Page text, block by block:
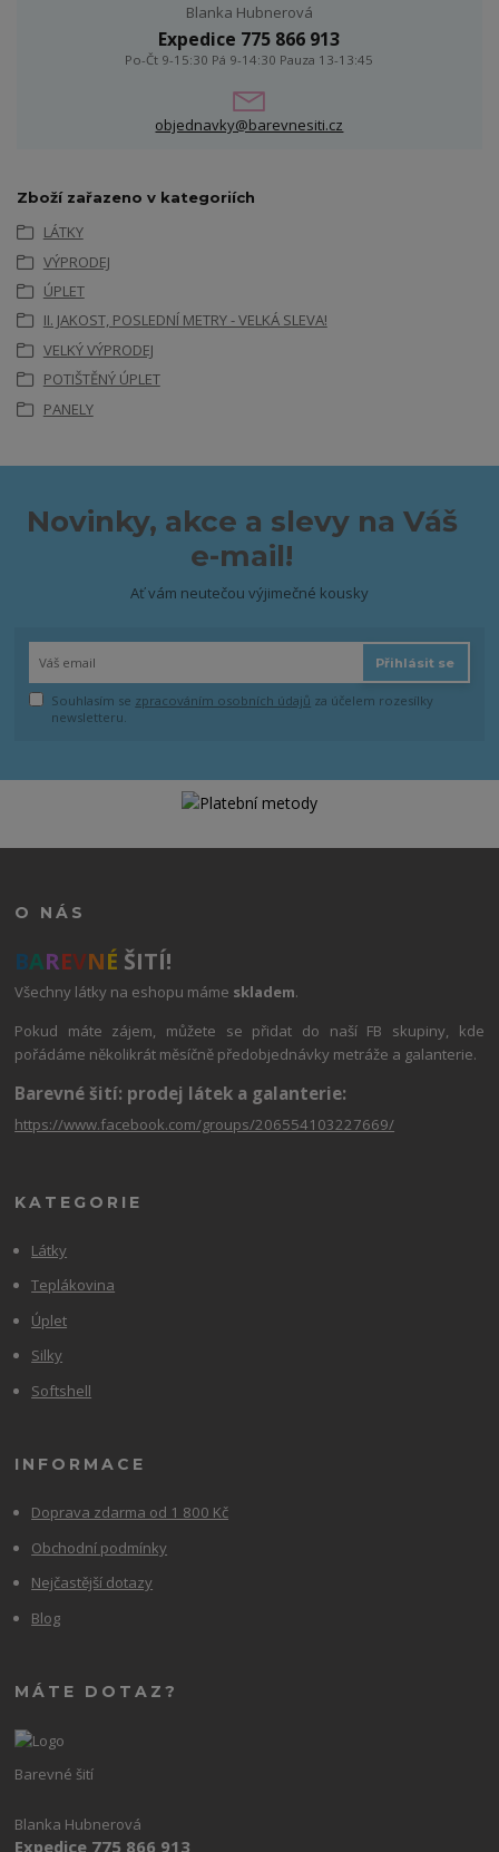
Blanka Hubnerová
Expedice 775 866 913
Po-Čt 9-15:30 Pá 9-14:30 Pauza 13-13:45
objednavky@barevnesiti.cz
Zboží zařazeno v kategoriích
LÁTKY
VÝPRODEJ
ÚPLET
II. JAKOST, POSLEDNÍ METRY - VELKÁ SLEVA!
VELKÝ VÝPRODEJ
POTIŠTĚNÝ ÚPLET
PANELY
Novinky, akce a slevy na Váš
e-mail!
Ať vám neutečou výjimečné kousky
Přihlásit se
Souhlasím se zpracováním osobních údajů za účelem rozesílky
newsletteru.
O NÁS
BAREVNÉ ŠITÍ!
Všechny látky na eshopu máme skladem.
Pokud máte zájem, můžete se přidat do naší FB skupiny, kde
pořádáme několikrát měsíčně předobjednávky metráže a galanterie.
Barevné šití: prodej látek a galanterie:
https://www.facebook.com/groups/206554103227669/
KATEGORIE
Látky
Teplákovina
Úplet
Silky
Softshell
INFORMACE
Doprava zdarma od 1 800 Kč
Obchodní podmínky
Nejčastější dotazy
Blog
MÁTE DOTAZ?
Barevné šití
Blanka Hubnerová
Expedice 775 866 913